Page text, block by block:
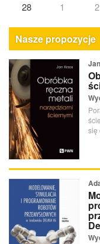
28
1 2
Nasze propozycje
się